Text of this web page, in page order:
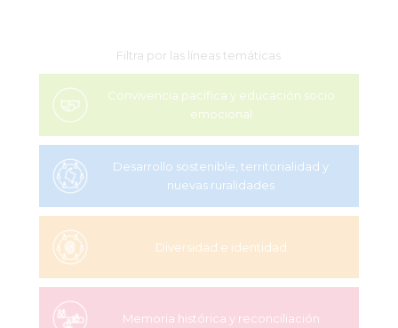
Filtra por las líneas temáticas
Convivencia pacífica y educación socio
emocional
Desarrollo sostenible, territorialidad y
nuevas ruralidades
Diversidad e identidad
Memoria histórica y reconciliación